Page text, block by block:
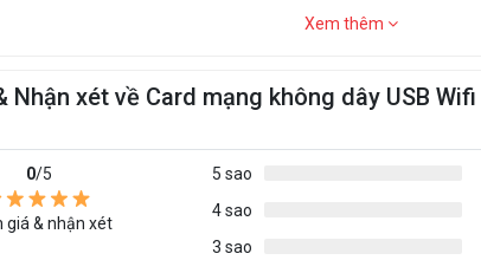
Xem thêm
Nhận xét về Card mạng không dây USB
0/5
giá & nhận xét
5 sao
4 sao
3 sao